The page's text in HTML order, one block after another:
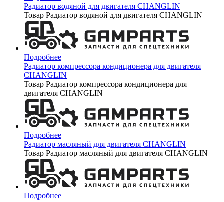
Радиатор водяной для двигателя CHANGLIN
Товар Радиатор водяной для двигателя CHANGLIN
Подробнее
Радиатор компрессора кондиционера для двигателя
CHANGLIN
Товар Радиатор компрессора кондиционера для
двигателя CHANGLIN
Подробнее
Радиатор масляный для двигателя CHANGLIN
Товар Радиатор масляный для двигателя CHANGLIN
Подробнее